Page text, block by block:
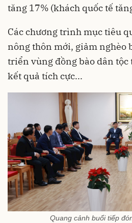
tăng 17% (khách quốc tế
Các chương trình mục tiêu
nông thôn mới, giảm nghèo
triển vùng đồng bào dân
kết quả tích cực...
Quang cảnh buổi tiếp